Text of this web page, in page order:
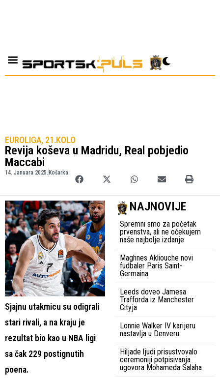
EUROLIGA, 21.KOLO
Revija koševa u Madridu, Real pobjedio
Maccabi
14. Januara 2025. Košarka
Sjajnu utakmicu su odigrali
stari rivali, a na kraju je
rezultat bio kao u NBA ligi
sa čak 229 postignutih
poena.
NAJNOVIJE
Spremni smo za početak
prvenstva, ali ne očekujem
naše najbolje izdanje
Maghnes Akliouche novi
fudbaler Paris Saint-
Germaina
Leeds doveo Jamesa
Trafforda iz Manchester
Cityja
Lonnie Walker IV karijeru
nastavlja u Denveru
Hiljade ljudi prisustvovalo
ceremoniji potpisivanja
ugovora Mohameda Salaha